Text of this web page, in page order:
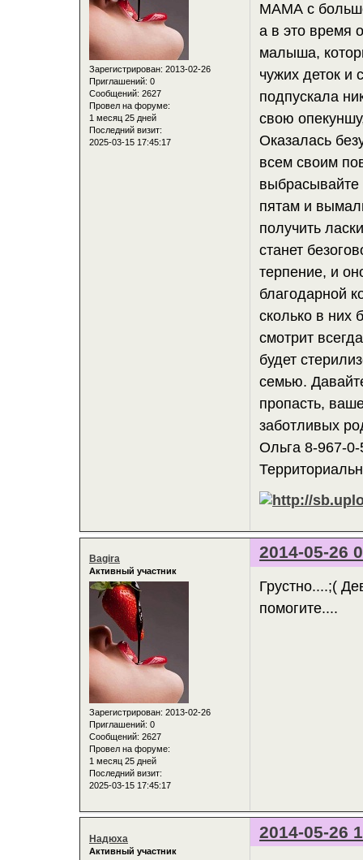
Зарегистрирован: 2013-02-26
Приглашений: 0
Сообщений: 2627
Провел на форуме:
1 месяц 25 дней
Последний визит:
2025-03-15 17:45:17
МАМА с
а в это время
малыша,
чужих деток и
подпускала
свою
Оказалась
всем своим
выбрасывайте
пятам и
получить
станет
терпение, и
благодарной
сколько в них
смотрит
будет
семью.
пропасть,
заботливых
Ольга 8-967-
2014-05-26
Bagira
Активный участник
Зарегистрирован: 2013-02-26
Приглашений: 0
Сообщений: 2627
Провел на форуме:
1 месяц 25 дней
Последний визит:
2025-03-15 17:45:17
Грустно....;(
помогите....
2014-05-26
Надюха
Активный участник